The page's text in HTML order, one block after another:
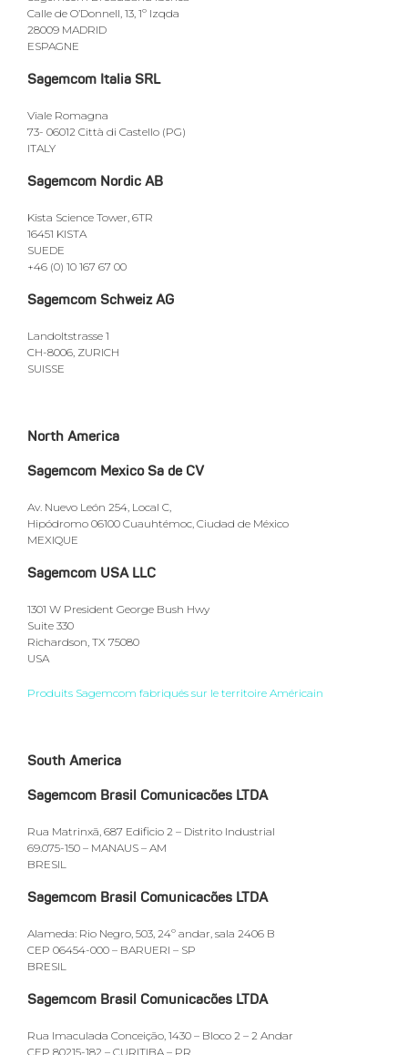
Calle de O’Donnell, 13, 1º Izqda
28009 MADRID
ESPAGNE
Sagemcom Italia SRL
Viale Romagna
73- 06012 Città di Castello (PG)
ITALY
Sagemcom Nordic AB
Kista Science Tower, 6TR
16451 KISTA
SUEDE
+46 (0) 10 167 67 00
Sagemcom Schweiz AG
Landoltstrasse 1
CH-8006, ZURICH
SUISSE
North America
Sagemcom Mexico Sa de CV
Av. Nuevo León 254, Local C,
Hipódromo 06100 Cuauhtémoc, Ciudad de México
MEXIQUE
Sagemcom USA LLC
1301 W President George Bush Hwy
Suite 330
Richardson, TX 75080
USA
Produits Sagemcom fabriqués sur le territoire Américain
South America
Sagemcom Brasil Comunicacões LTDA
Rua Matrinxã, 687 Edificio 2 – Distrito Industrial
69.075-150 – MANAUS – AM
BRESIL
Sagemcom Brasil Comunicacões LTDA
Alameda: Rio Negro, 503, 24º andar, sala 2406 B
CEP 06454-000 – BARUERI – SP
BRESIL
Sagemcom Brasil Comunicacões LTDA
Rua Imaculada Conceição, 1430 – Bloco 2 – 2 Andar
CEP 80215-182 – CURITIBA – PR